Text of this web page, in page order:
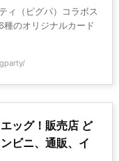
ィ（ピグパ）コラボス
のオリジナルカード
ッグ！販売店 ど
ビニ、通販、イ